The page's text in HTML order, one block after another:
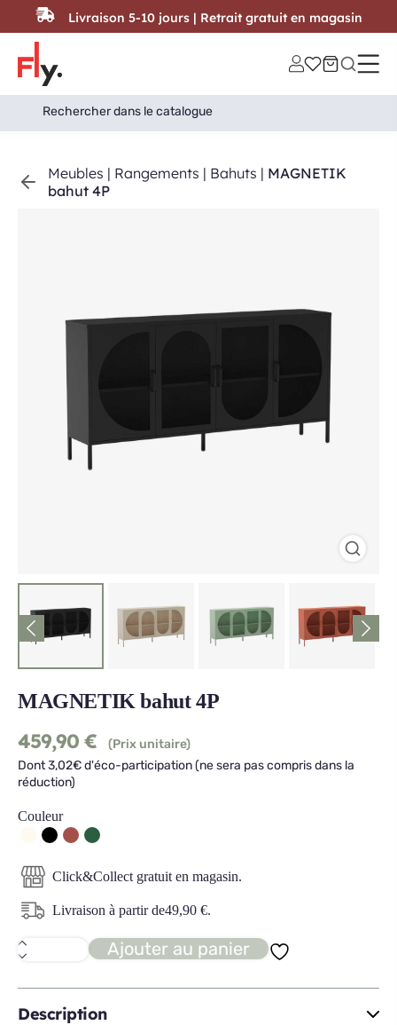
Passer au contenu
Search
for:
Search Button
Meubles | Rangements | Bahuts | MAGNETIK
bahut 4P
MAGNETIK bahut 4P
459,90 €
(Prix unitaire)
Dont 3,02€ d'éco-participation (ne sera pas compris dans la
réduction)
Couleur
Click&Collect gratuit en magasin.
Livraison à partir de49,90 €.
quantité
de
bahut
4P
Ajouter au panier
Description
Livraison 5-10 jours | Retrait gratuit en magasin